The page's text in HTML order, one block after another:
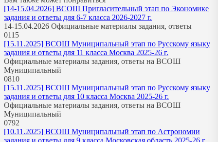
[14-15.04.2026] ВСОШ Пригласительный этап по Экономике
задания и ответы для 6-7 класса 2026-2027 г.
14-15.04.2026 Официальные материалы задания, ответы
0115
[15.11.2025] ВСОШ Муниципальный этап по Русскому языку
задания и ответы для 11 класса Москва 2025-26 г.
Официальные материалы задания, ответы на ВСОШ
Муниципальный
0810
[15.11.2025] ВСОШ Муниципальный этап по Русскому языку
задания и ответы для 10 класса Москва 2025-26 г.
Официальные материалы задания, ответы на ВСОШ
Муниципальный
0792
[10.11.2025] ВСОШ Муниципальный этап по Астрономии
задания и ответы для 9 класса Московская область 2025-26 г.